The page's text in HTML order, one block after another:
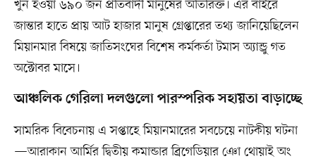
খুন হওয়া ৬৯০ জন প্রতিবাদী মানুষের অতিরিক্ত। এর বাইরে
জান্তার হাতে প্রায় আট হাজার মানুষ গ্রেপ্তারের তথ্য জানিয়েছিলেন
মিয়ানমার বিষয়ে জাতিসংঘের বিশেষ কর্মকর্তা টমাস অ্যান্ড্রু গত
অক্টোবর মাসে।
আঞ্চলিক গেরিলা দলগুলো পারস্পরিক সহায়তা বাড়াচ্ছে
সামরিক বিবেচনায় এ সপ্তাহে মিয়ানমারের সবচেয়ে নাটকীয় ঘটনা
—আরাকান আর্মির দ্বিতীয় কমান্ডার ব্রিগেডিয়ার ঞো থোয়াই অং